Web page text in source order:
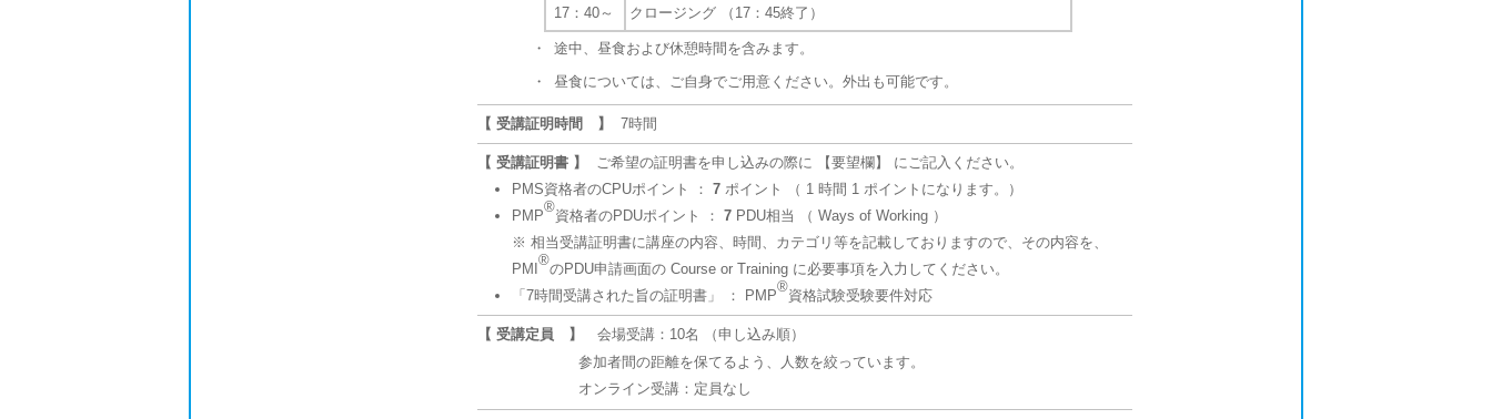
17：40～ クロージング （17：45終了）
・
途中、昼食および休憩時間を含みます。
・
昼食については、ご自身でご用意ください。外出も可能です。
【 受講証明時間 】 7時間
【 受講証明書 】
ご希望の証明書を申し込みの際に 【要望欄】 にご記入ください。
PMS資格者のCPUポイント ： 7 ポイント （ 1 時間 1 ポイントになります。）
PMP
®
資格者のPDUポイント ： 7 PDU相当 （ Ways of Working ）
※ 相当受講証明書に講座の内容、時間、カテゴリ等を記載しておりますので、その内容を、
PMI
®
のPDU申請画面の Course or Training に必要事項を入力してください。
「7時間受講された旨の証明書」 ： PMP
®
資格試験受験要件対応
【 受講定員 】
会場受講：10名 （申し込み順）
参加者間の距離を保てるよう、人数を絞っています。
オンライン受講：定員なし